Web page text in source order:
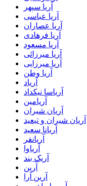
آریا سپهر
آریا عباسی
آریا عصاران
آریا فرهادی
آریا مسعود
آریا میرزائی
آریا میرزایی
آریا وطن
آریاد
آریاسا نیکداد
آریامین
آریان شیران
آریان شیران و تبعید
آریانا سعید
آریانفر
آریاوا
آریک بند
آرین
آرین آرا